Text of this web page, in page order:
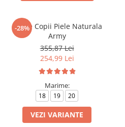
-28%
Cizme Copii Piele Naturala
Army
355,87 Lei
254,99 Lei
Marime:
18 19 20
VEZI VARIANTE